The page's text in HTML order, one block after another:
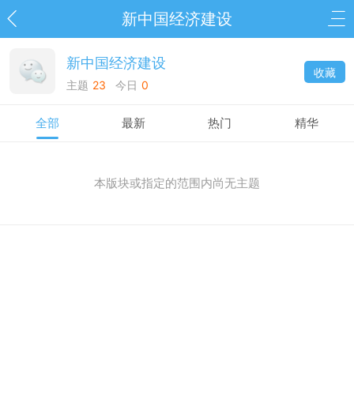
新中国经济建设
新中国经济建设
主题 23 今日 0
收藏
全部 最新 热门 精华
本版块或指定的范围内尚无主题